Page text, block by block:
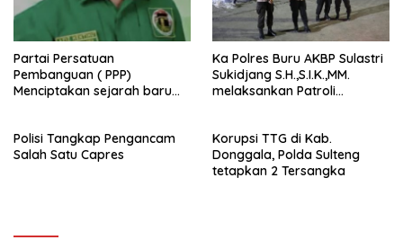
Partai Persatuan
Pembanguan ( PPP)
Menciptakan sejarah baru
Buru (Namlea).
Ka Polres Buru AKBP Sulastri
Sukidjang S.H.,S.I.K.,MM.
melaksankan Patroli
Polisi Tangkap Pengancam
Salah Satu Capres
Korupsi TTG di Kab.
Donggala, Polda Sulteng
tetapkan 2 Tersangka